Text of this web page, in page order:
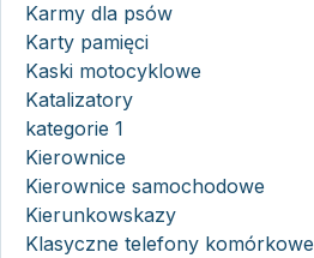
Karmy dla psów
Karty pamięci
Kaski motocyklowe
Katalizatory
kategorie 1
Kierownice
Kierownice samochodowe
Kierunkowskazy
Klasyczne telefony komórkowe